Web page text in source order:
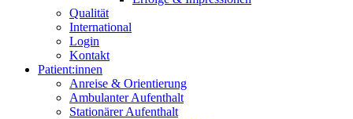
Qualität
International
Login
Kontakt
Patient:innen
Anreise & Orientierung
Ambulanter Aufenthalt
Stationärer Aufenthalt